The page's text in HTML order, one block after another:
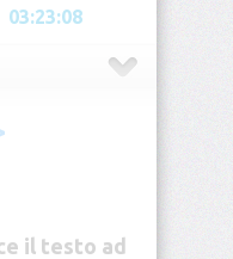
il testo ad